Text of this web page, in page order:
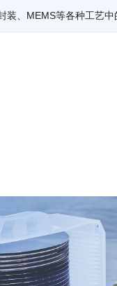
装、MEMS等各种工艺